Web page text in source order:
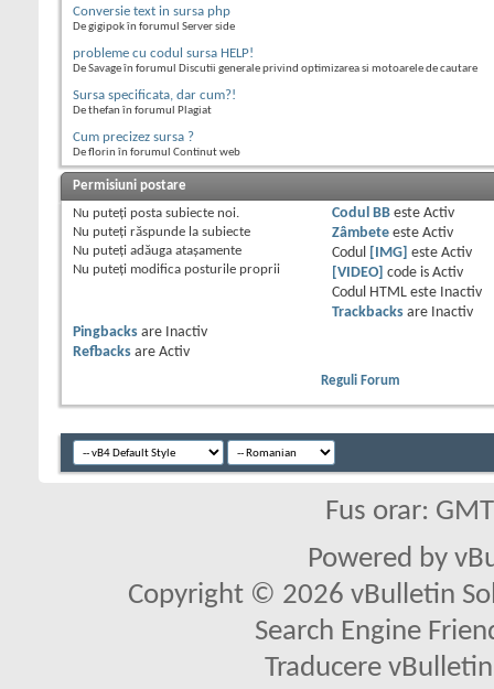
Conversie text in sursa php
De gigipok în forumul Server side
probleme cu codul sursa HELP!
De Savage în forumul Discutii generale privind optimizarea si motoarele de cautare
Sursa specificata, dar cum?!
De thefan în forumul Plagiat
Cum precizez sursa ?
De florin în forumul Continut web
Permisiuni postare
Nu puteţi posta subiecte noi.
Nu puteţi răspunde la subiecte
Nu puteţi adăuga ataşamente
Nu puteţi modifica posturile proprii
Codul BBeste Activ
Zâmbeteeste Activ
Codul
[IMG] este Activ
[VIDEO] code is Activ
Codul HTML este
Inactiv
Trackbacksare
Inactiv
Pingbacks are
Inactiv
Refbacks are Activ
Reguli Forum
Fus orar:
Powered by
Copyright © 2026 vBulletin
Search Engine
Traducere